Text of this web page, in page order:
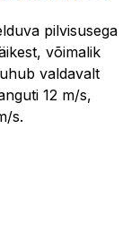
pilvisusega
võimalik
valdavalt
12 m/s,
s.